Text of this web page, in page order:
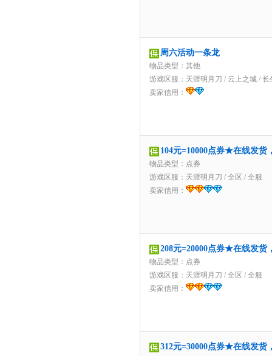
周六活动一条龙
物品类型：其他
游戏区服： 天涯明月刀 / 云上之城 / 长
卖家信用：
104元=10000点券★在线发
物品类型：点券
游戏区服： 天涯明月刀 / 全区 / 全服
卖家信用：
208元=20000点券★在线发
物品类型：点券
游戏区服： 天涯明月刀 / 全区 / 全服
卖家信用：
312元=30000点券★在线发